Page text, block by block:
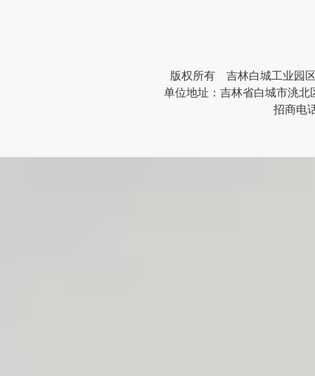
版权所有 吉林白城工业园
单位地址：吉林省白城市洮
招商电